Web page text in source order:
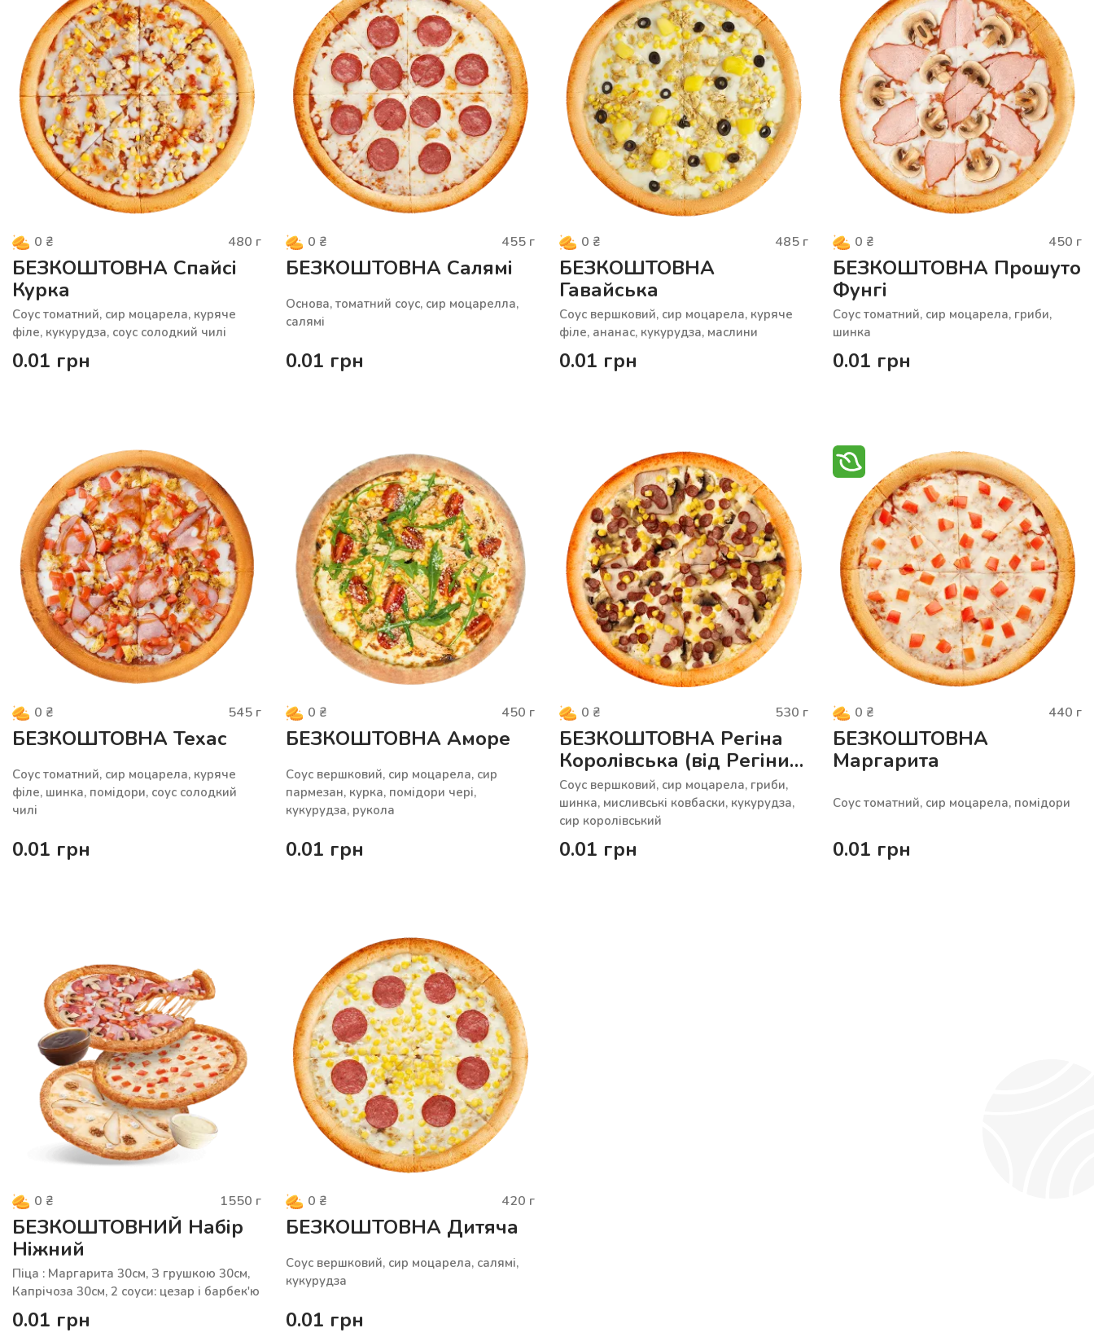
0 ₴ 480 г
БЕЗКОШТОВНА Спайсі
Курка
Соус томатний, сир моцарела, куряче
філе, кукурудза, соус солодкий чилі
0.01 грн
0 ₴ 455 г
БЕЗКОШТОВНА Салямі
Основа, томатний соус, сир моцарелла,
салямі
0.01 грн
0 ₴ 485 г
БЕЗКОШТОВНА
Гавайська
Соус вершковий, сир моцарела, куряче
філе, ананас, кукурудза, маслини
0.01 грн
0 ₴ 450 г
БЕЗКОШТОВНА Прошуто
Фунгі
Соус томатний, сир моцарела, гриби,
шинка
0.01 грн
0 ₴ 545 г
БЕЗКОШТОВНА Техас
Cоуc томатний, сир моцарела, куряче
філе, шинка, помідори, соус солодкий
чилі
0.01 грн
0 ₴ 450 г
БЕЗКОШТОВНА Аморе
Соус вершковий, сир моцарела, сир
пармезан, курка, помідори чері,
кукурудза, рукола
0.01 грн
0 ₴ 530 г
БЕЗКОШТОВНА Регіна
Королівська (від Регіни
Савчук)
Cоус вершковий, сир моцарела, гриби,
шинка, мисливські ковбаски, кукурудза,
сир королівський
0.01 грн
0 ₴ 440 г
БЕЗКОШТОВНА
Маргарита
Соус томатний, сир моцарела, помідори
0.01 грн
0 ₴ 1550 г
БЕЗКОШТОВНИЙ Набір
Ніжний
Піца : Маргарита 30см, З грушкою 30см,
Капрічоза 30см, 2 соуси: цезар і барбек'ю
0.01 грн
0 ₴ 420 г
БЕЗКОШТОВНА Дитяча
Соус вершковий, сир моцарела, салямі,
кукурудза
0.01 грн